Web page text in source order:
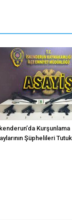
Kurşunlama
Şüphelileri